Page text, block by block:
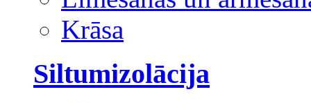
Krāsa
Siltumizolācija